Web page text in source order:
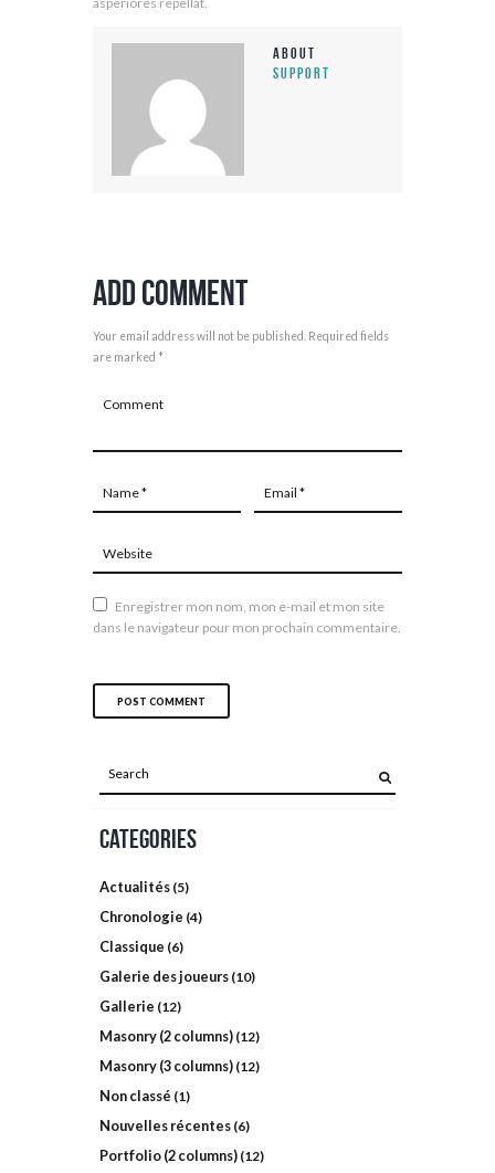
About
support
Add Comment
Your email address will not be published. Required fields
are marked *
Enregistrer mon nom, mon e-mail et mon site
dans le navigateur pour mon prochain commentaire.
Categories
Actualités (5)
Chronologie (4)
Classique (6)
Galerie des joueurs (10)
Gallerie (12)
Masonry (2 columns) (12)
Masonry (3 columns) (12)
Non classé (1)
Nouvelles récentes (6)
Portfolio (2 columns) (12)